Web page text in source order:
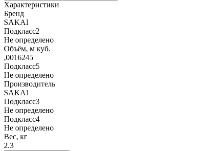
Характеристики
Бренд
SAKAI
Подкласс2
Не определено
Объём, м куб.
,0016245
Подкласс5
Не определено
Производитель
SAKAI
Подкласс3
Не определено
Подкласс4
Не определено
Вес, кг
2.3